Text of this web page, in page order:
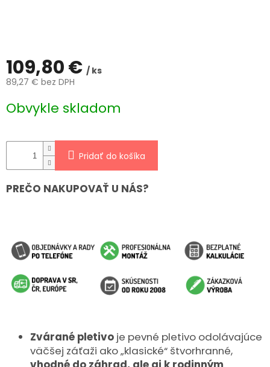
109,80 € / ks
89,27 € bez DPH
cena:
Obvykle skladom
Pridať do košíka
PREČO NAKUPOVAŤ U NÁS?
Zvárané pletivo je pevné pletivo odolávajúce
väčšej záťaži ako „klasické“ štvorhranné,